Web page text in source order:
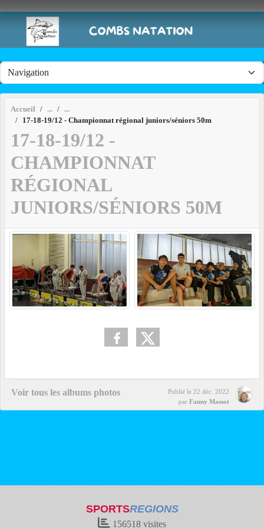
Accueil
17-18-19/12 - Championnat régional juniors/séniors 50m
17-18-19/12 -
CHAMPIONNAT
RÉGIONAL
JUNIORS/SÉNIORS 50M
Voir tous les albums photos Publié le 22 déc. 2022
par Fanny Massot
SPORTSREGIONS
156518 visites